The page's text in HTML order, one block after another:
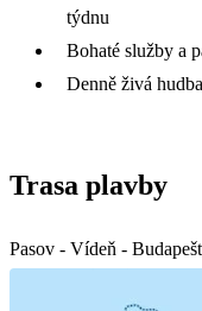
týdnu
Bohaté služby a
Denně živá
Trasa plavby
Pasov - Vídeň -